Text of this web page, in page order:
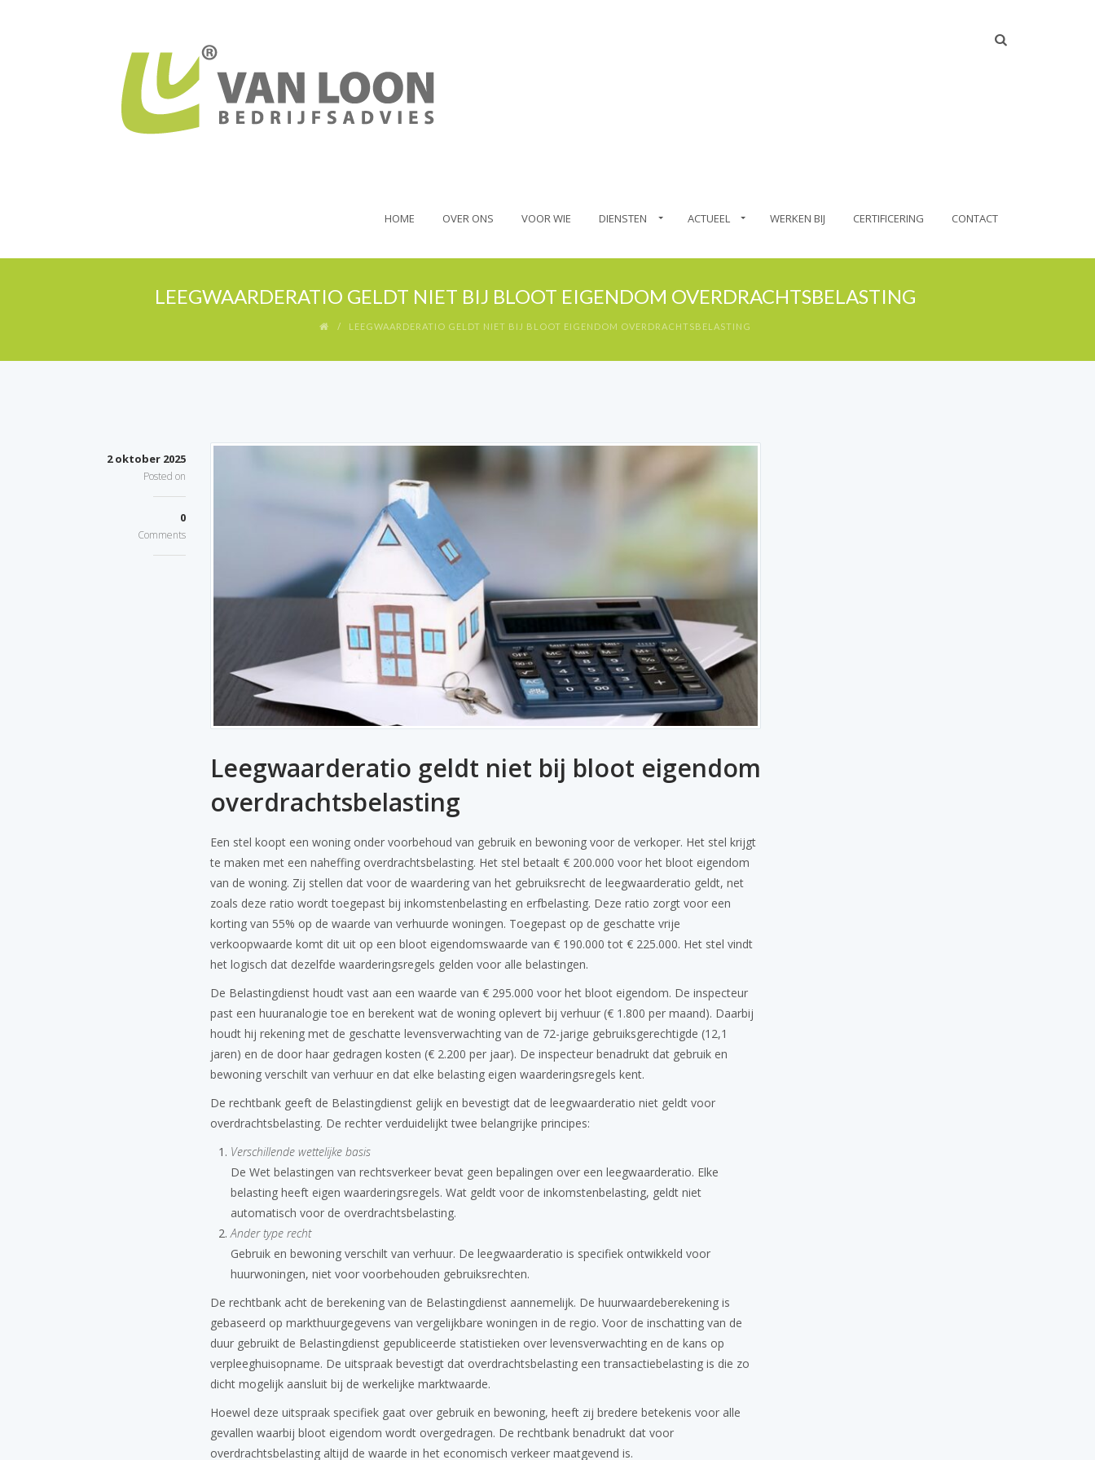
HOME OVER ONS VOOR WIE DIENSTEN ACTUEEL WERKEN BIJ CERTIFICERING CONTACT
LEEGWAARDERATIO GELDT NIET BIJ BLOOT EIGENDOM OVERDRACHTSBELASTING
LEEGWAARDERATIO GELDT NIET BIJ BLOOT EIGENDOM OVERDRACHTSBELASTING
2 oktober 2025
Posted on
0
Comments
Leegwaarderatio geldt niet bij bloot eigendom
overdrachtsbelasting
Een stel koopt een woning onder voorbehoud van gebruik en bewoning voor de verkoper. Het stel krijgt
te maken met een naheffing overdrachtsbelasting. Het stel betaalt € 200.000 voor het bloot eigendom
van de woning. Zij stellen dat voor de waardering van het gebruiksrecht de leegwaarderatio geldt, net
zoals deze ratio wordt toegepast bij inkomstenbelasting en erfbelasting. Deze ratio zorgt voor een
korting van 55% op de waarde van verhuurde woningen. Toegepast op de geschatte vrije
verkoopwaarde komt dit uit op een bloot eigendomswaarde van € 190.000 tot € 225.000. Het stel vindt
het logisch dat dezelfde waarderingsregels gelden voor alle belastingen.
De Belastingdienst houdt vast aan een waarde van € 295.000 voor het bloot eigendom. De inspecteur
past een huuranalogie toe en berekent wat de woning oplevert bij verhuur (€ 1.800 per maand). Daarbij
houdt hij rekening met de geschatte levensverwachting van de 72-jarige gebruiksgerechtigde (12,1
jaren) en de door haar gedragen kosten (€ 2.200 per jaar). De inspecteur benadrukt dat gebruik en
bewoning verschilt van verhuur en dat elke belasting eigen waarderingsregels kent.
De rechtbank geeft de Belastingdienst gelijk en bevestigt dat de leegwaarderatio niet geldt voor
overdrachtsbelasting. De rechter verduidelijkt twee belangrijke principes:
Verschillende wettelijke basis
De Wet belastingen van rechtsverkeer bevat geen bepalingen over een leegwaarderatio. Elke
belasting heeft eigen waarderingsregels. Wat geldt voor de inkomstenbelasting, geldt niet
automatisch voor de overdrachtsbelasting.
Ander type recht
Gebruik en bewoning verschilt van verhuur. De leegwaarderatio is specifiek ontwikkeld voor
huurwoningen, niet voor voorbehouden gebruiksrechten.
De rechtbank acht de berekening van de Belastingdienst aannemelijk. De huurwaardeberekening is
gebaseerd op markthuurgegevens van vergelijkbare woningen in de regio. Voor de inschatting van de
duur gebruikt de Belastingdienst gepubliceerde statistieken over levensverwachting en de kans op
verpleeghuisopname. De uitspraak bevestigt dat overdrachtsbelasting een transactiebelasting is die zo
dicht mogelijk aansluit bij de werkelijke marktwaarde.
Hoewel deze uitspraak specifiek gaat over gebruik en bewoning, heeft zij bredere betekenis voor alle
gevallen waarbij bloot eigendom wordt overgedragen. De rechtbank benadrukt dat voor
overdrachtsbelasting altijd de waarde in het economisch verkeer maatgevend is.